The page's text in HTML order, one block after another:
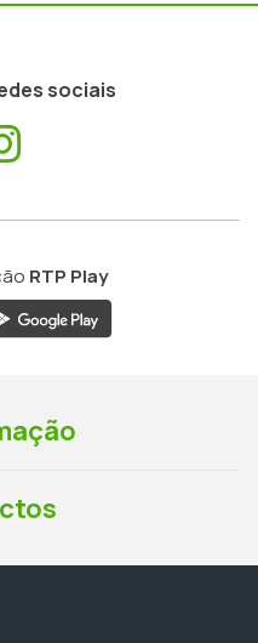
sociais
RTP Play